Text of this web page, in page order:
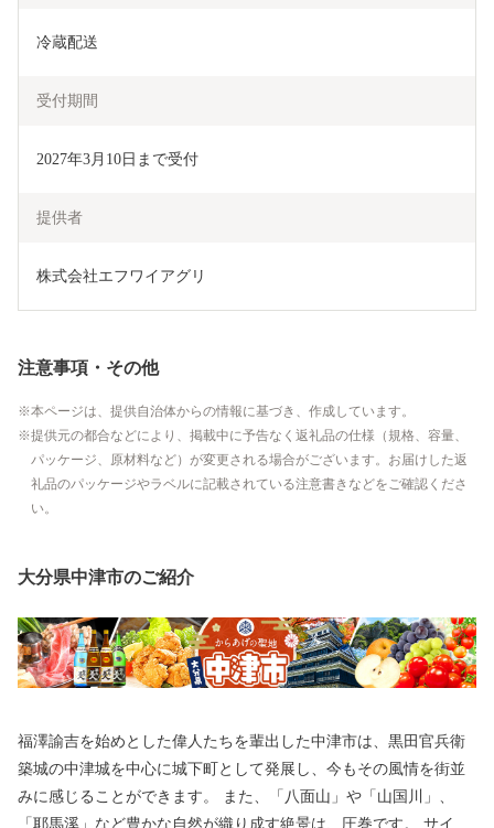
冷蔵配送
受付期間
2027年3月10日まで受付
提供者
株式会社エフワイアグリ
注意事項・その他
本ページは、提供自治体からの情報に基づき、作成しています。
提供元の都合などにより、掲載中に予告なく返礼品の仕様（規格、容量、
パッケージ、原材料など）が変更される場合がございます。お届けした返
礼品のパッケージやラベルに記載されている注意書きなどをご確認くださ
い。
大分県中津市のご紹介
福澤諭吉を始めとした偉人たちを輩出した中津市は、黒田官兵衛
築城の中津城を中心に城下町として発展し、今もその風情を街並
みに感じることができます。 また、「八面山」や「山国川」、
「耶馬溪」など豊かな自然が織り成す絶景は、圧巻です。 サイク